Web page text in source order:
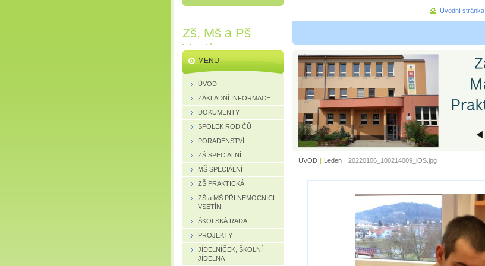
Zš, Mš a Pš
Vsetín
ÚVOD | Leden | 20220106_100214009_iOS.jpg
MENU
ÚVOD
ZÁKLADNÍ INFORMACE
DOKUMENTY
SPOLEK RODIČŮ
PORADENSTVÍ
ZŠ SPECIÁLNÍ
MŠ SPECIÁLNÍ
ZŠ PRAKTICKÁ
ZŠ a MŠ PŘI NEMOCNICI
VSETÍN
ŠKOLSKÁ RADA
PROJEKTY
JÍDELNÍČEK, ŠKOLNÍ
JÍDELNA
Úvodní stránka